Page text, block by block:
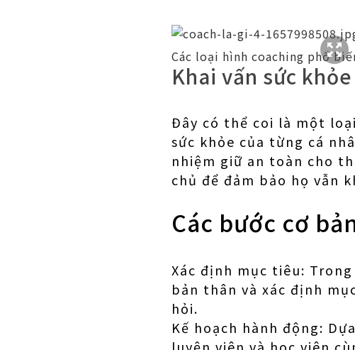
Các loại hình coaching phổ
Khai vấn sức
Đây có thể coi là một
sức khỏe của từng cá
nhiệm giữ an toàn cho
chủ để đảm bảo họ vẫn
Các bước cơ
Xác định mục tiêu:
bản thân và xác định
hỏi.
Kế hoạch hành động: